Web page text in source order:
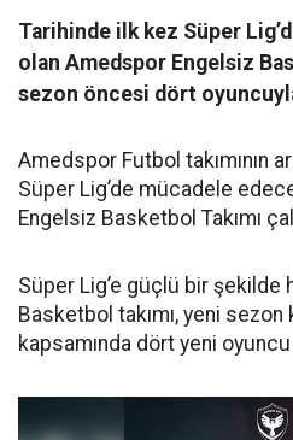
Tarihinde ilk kez Süper
olan Amedspor Engelsiz
sezon öncesi dört
Amedspor Futbol takımının
Süper Lig’de mücadele
Engelsiz Basketbol Takımı
Süper Lig’e güçlü bir şekilde
Basketbol takımı, yeni sezon
kapsamında dört yeni